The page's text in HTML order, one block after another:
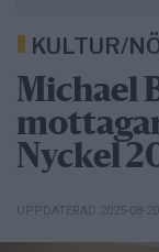
KULTUR/
Michael
Nyckel
UPPDATERAD 2025-08-20